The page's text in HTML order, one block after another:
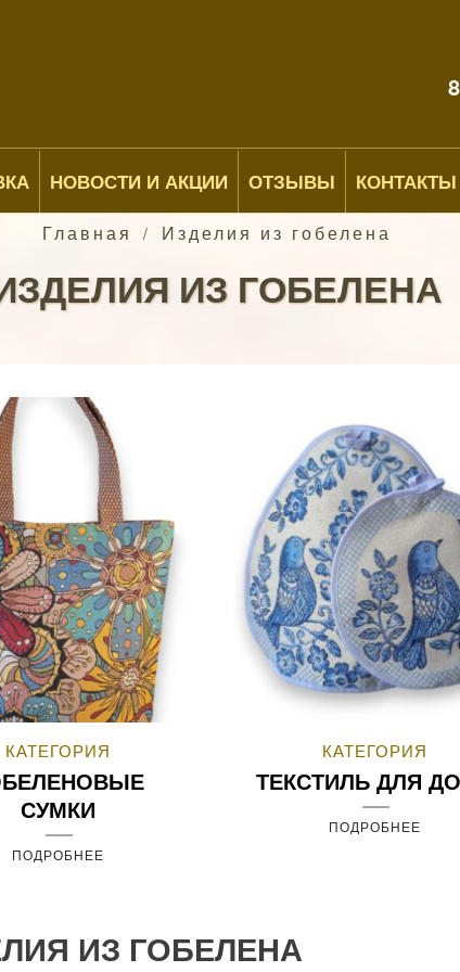
НОВОСТИ И АКЦИИ ОТЗЫВЫ КОНТАКТЫ
Главная / Изделия из гобелена
ИЗ ГОБЕЛЕНА
КАТЕГОРИЯ
СУМКИ
ПОДРОБНЕЕ
КАТЕГОРИЯ
ТЕКСТИЛЬ ДЛЯ
ПОДРОБНЕЕ
ИЗ ГОБЕЛЕНА